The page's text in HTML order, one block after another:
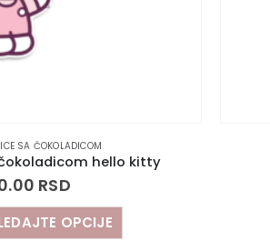
SA ČOKOLADICOM
hello kitty
RSD
OPCIJE